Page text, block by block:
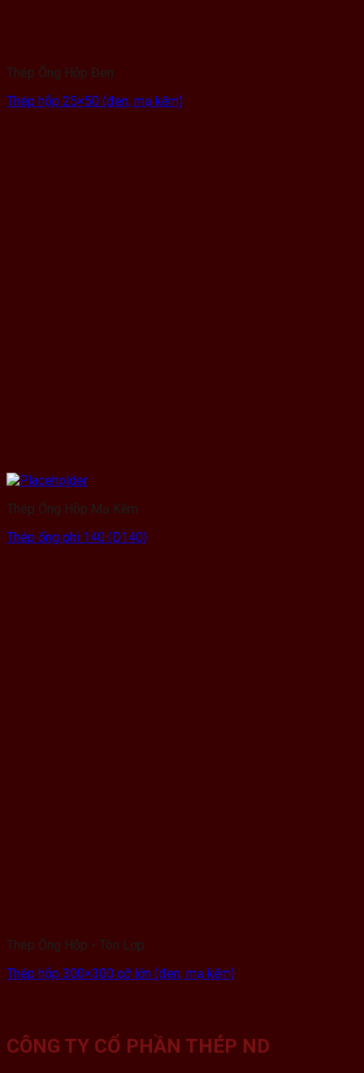
Thép Ống Hộp Đen
Thép hộp 25×50 (đen, mạ kẽm)
Thép Ống Hộp Mạ Kẽm
Thép ống phi 140 (D140)
Thép Ống Hộp - Tôn Lợp
Thép hộp 300×300 cỡ lớn (đen, mạ kẽm)
CÔNG TY CỔ PHẦN THÉP ND